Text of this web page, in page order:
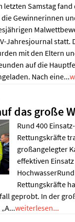
letzten Samstag
die Gewinnerinnen
Jahresjournal statt.
mit den Eltern
auf die
Nach eine...
das große
Rund 400
Rettungskräfte
großangelegter
effektiven
Rettungskräfte
geprobt. In der
weiterlesen...